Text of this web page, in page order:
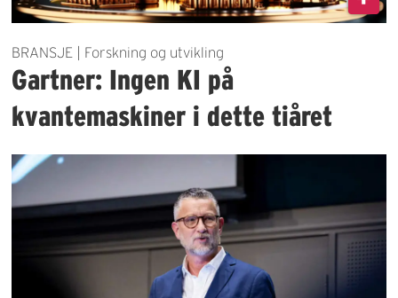
BRANSJE | Forskning og utvikling
Gartner: Ingen KI på
kvantemaskiner i dette tiåret